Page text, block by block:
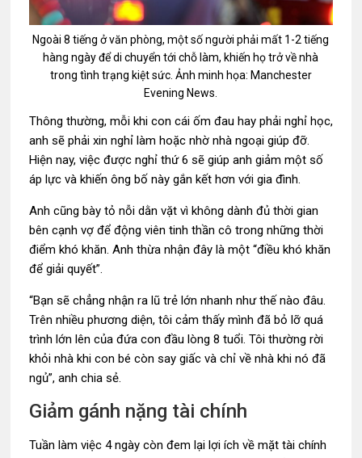
Ngoài 8 tiếng ở văn phòng, một số người phải mất 1-2 tiếng
hàng ngày để di chuyển tới chỗ làm, khiến họ trở về nhà
trong tình trạng kiệt sức. Ảnh minh họa: Manchester
Evening News.
Thông thường, mỗi khi con cái ốm đau hay phải nghỉ học,
anh sẽ phải xin nghỉ làm hoặc nhờ nhà ngoại giúp đỡ.
Hiện nay, việc được nghỉ thứ 6 sẽ giúp anh giảm một số
áp lực và khiến ông bố này gắn kết hơn với gia đình.
Anh cũng bày tỏ nỗi dằn vặt vì không dành đủ thời gian
bên cạnh vợ để động viên tinh thần cô trong những thời
điểm khó khăn. Anh thừa nhận đây là một “điều khó khăn
để giải quyết”.
“Bạn sẽ chẳng nhận ra lũ trẻ lớn nhanh như thế nào đâu.
Trên nhiều phương diện, tôi cảm thấy mình đã bỏ lỡ quá
trình lớn lên của đứa con đầu lòng 8 tuổi. Tôi thường rời
khỏi nhà khi con bé còn say giấc và chỉ về nhà khi nó đã
ngủ”, anh chia sẻ.
Giảm gánh nặng tài chính
Tuần làm việc 4 ngày còn đem lại lợi ích về mặt tài chính